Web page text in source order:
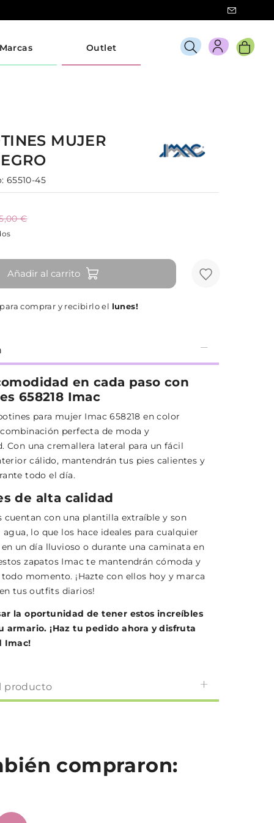
Outlet
MUJER
65510-45
€
Añadir al carrito
comprar y recibirlo el lunes!
en cada paso con
658218 Imac
para mujer Imac 658218 en color
perfecta de moda y
Con una cremallera lateral para un fácil
cálido, mantendrán tus pies calientes y
todo el día.
de alta calidad
cuentan con una plantilla extraíble y son
lo que los hace ideales para cualquier
en un día lluvioso o durante una caminata en
zapatos Imac te mantendrán cómoda y
momento. ¡Hazte con ellos hoy y marca
tus outfits diarios!
la oportunidad de tener estos increíbles
armario. ¡Haz tu pedido ahora y disfruta
Imac!
producto
compraron: